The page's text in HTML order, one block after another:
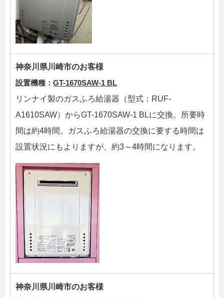
神奈川県川崎市のお客様
設置機種： GT-1670SAW-1 BL
リンナイ製のガスふろ給湯器（型式：RUF-
A1610SAW）からGT-1670SAW-1 BLに交換。所要時
間は約4時間。ガスふろ給湯器の交換に要する時間は
設置状況にもよりますが、約3～4時間になります。
神奈川県川崎市のお客様